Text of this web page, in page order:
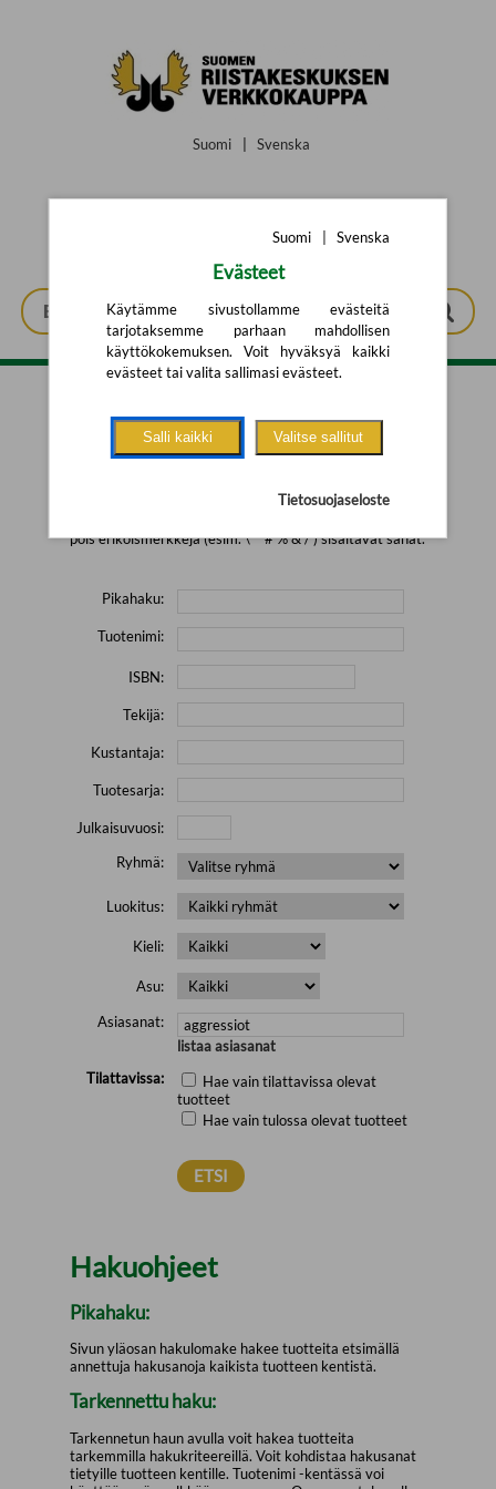
Suomi Svenska
Tarkennettu haku
pois erikoismerkkejä (esim. \' " # % & / ) sisältävät sanat.
Pikahaku:
Tuotenimi:
ISBN:
Tekijä:
Kustantaja:
Tuotesarja:
Julkaisuvuosi:
Ryhmä:
Luokitus:
Kieli:
Asu:
Asiasanat:
listaa asiasanat
Tilattavissa:
Hae vain tilattavissa olevat
tuotteet
Hae vain tulossa olevat tuotteet
Hakuohjeet
Pikahaku:
Sivun yläosan hakulomake hakee tuotteita etsimällä
annettuja hakusanoja kaikista tuotteen kentistä.
Tarkennettu haku:
Tarkennetun haun avulla voit hakea tuotteita
tarkemmilla hakukriteereillä. Voit kohdistaa hakusanat
tietyille tuotteen kentille. Tuotenimi -kentässä voi
Suomi Svenska
Evästeet
Käytämme sivustollamme evästeitä
tarjotaksemme parhaan mahdollisen
käyttökokemuksen. Voit hyväksyä kaikki
evästeet tai valita sallimasi evästeet.
Salli kaikki Valitse sallitut
Tietosuojaseloste